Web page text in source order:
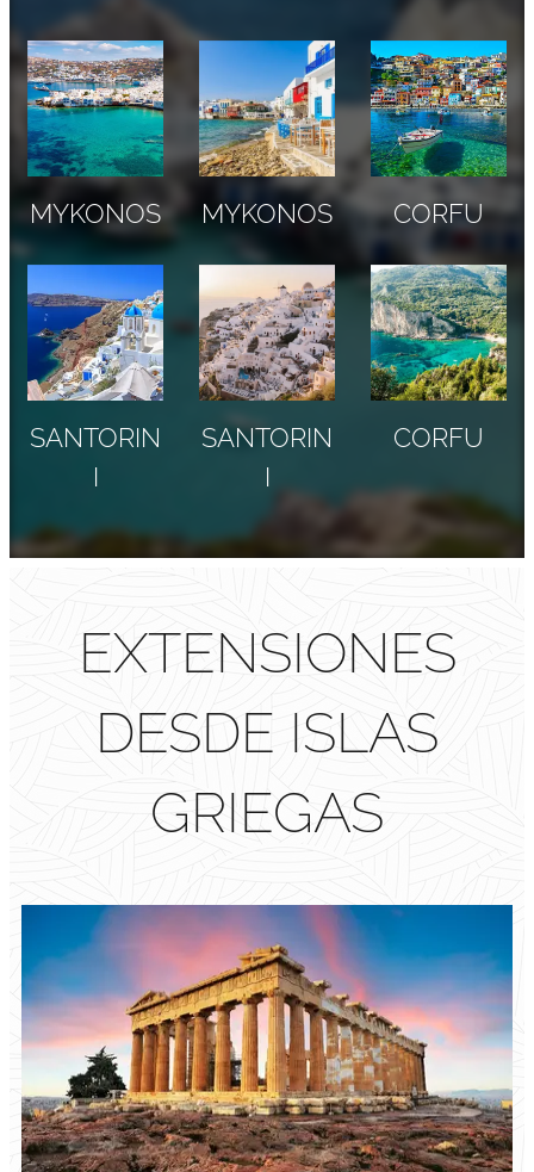
MYKONOS MYKONOS CORFU
SANTORIN
I
SANTORIN
I
CORFU
EXTENSIONES
DESDE ISLAS
GRIEGAS